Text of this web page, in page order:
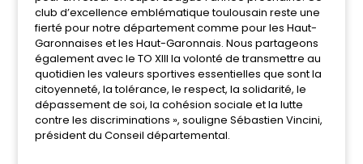
club d’excellence emblématique toulousain reste une
fierté pour notre département comme pour les Haut-
Garonnaises et les Haut-Garonnais. Nous partageons
également avec le TO XIII la volonté de transmettre au
quotidien les valeurs sportives essentielles que sont la
citoyenneté, la tolérance, le respect, la solidarité, le
dépassement de soi, la cohésion sociale et la lutte
contre les discriminations », souligne Sébastien Vincini,
président du Conseil départemental.